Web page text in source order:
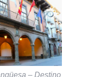
– Destino